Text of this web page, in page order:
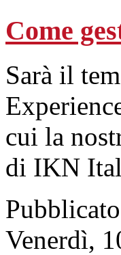
Come
Sarà il
cui la
di IKN
Venerdì,